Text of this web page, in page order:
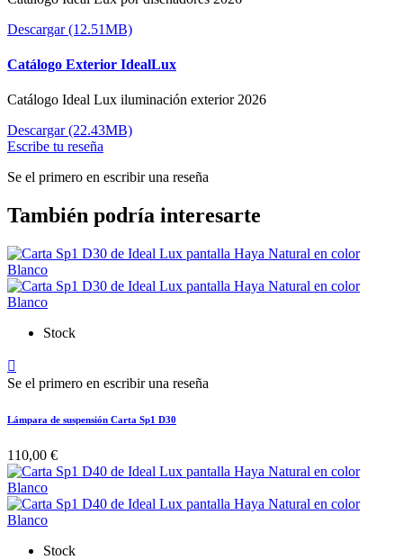
Descargar (12.51MB)
Catálogo Exterior IdealLux
Catálogo Ideal Lux iluminación exterior 2026
Descargar (22.43MB)
Escribe tu reseña
Se el primero en escribir una reseña
También podría interesarte
Stock

Se el primero en escribir una reseña
Lámpara de suspensión Carta Sp1 D30
110,00 €
Stock